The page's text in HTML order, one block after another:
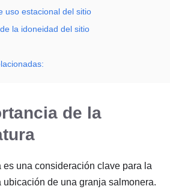
uso estacional del sitio
la idoneidad del sitio
de la
es una consideración clave para la
ubicación de una granja salmonera.